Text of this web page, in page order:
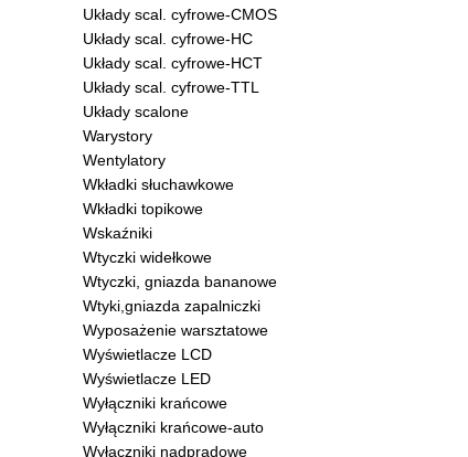
Układy scal. cyfrowe-CMOS
Układy scal. cyfrowe-HC
Układy scal. cyfrowe-HCT
Układy scal. cyfrowe-TTL
Układy scalone
Warystory
Wentylatory
Wkładki słuchawkowe
Wkładki topikowe
Wskaźniki
Wtyczki widełkowe
Wtyczki, gniazda bananowe
Wtyki,gniazda zapalniczki
Wyposażenie warsztatowe
Wyświetlacze LCD
Wyświetlacze LED
Wyłączniki krańcowe
Wyłączniki krańcowe-auto
Wyłączniki nadprądowe